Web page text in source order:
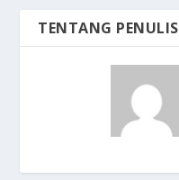
TENTANG PENULIS